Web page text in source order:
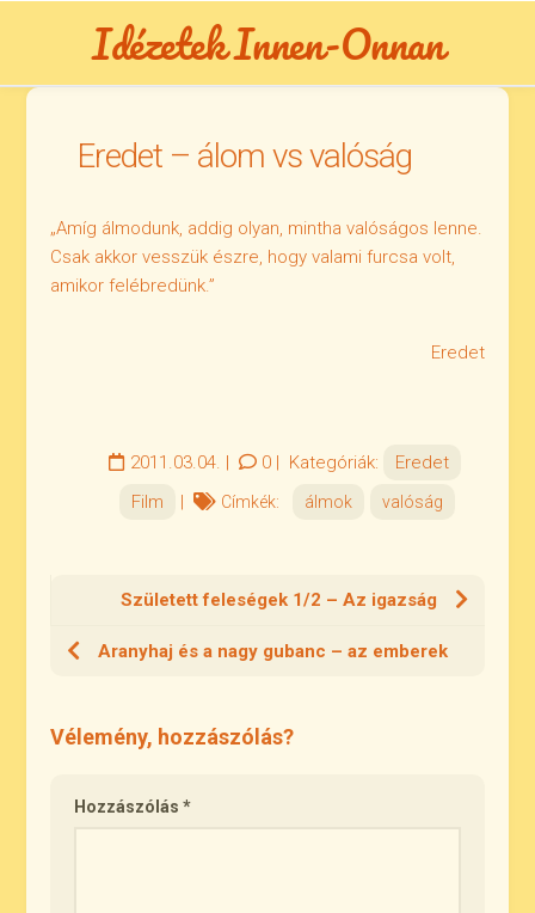
Idézetek Innen-Onnan
Eredet – álom vs valóság
„Amíg álmodunk, addig olyan, mintha valóságos lenne.
Csak akkor vesszük észre, hogy valami furcsa volt,
amikor felébredünk.”
Eredet
2011.03.04. | 0| Kategóriák:
Eredet
Film
| Címkék: álmok valóság
Született feleségek 1/2 – Az igazság
Aranyhaj és a nagy gubanc – az emberek
Vélemény, hozzászólás?
Hozzászólás*